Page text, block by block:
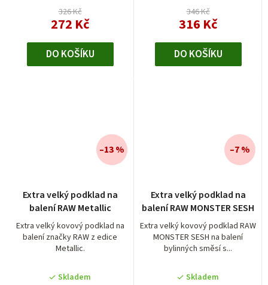
326 Kč
272 Kč
DO KOŠÍKU
346 Kč
316 Kč
DO KOŠÍKU
Extra velký podklad na
balení RAW Metallic
Extra velký kovový podklad na
balení značky RAW z edice
Metallic.
Skladem
–13 %
Extra velký podklad na
balení RAW MONSTER SESH
Extra velký kovový podklad RAW
MONSTER SESH na balení
bylinných směsí s...
Skladem
–7 %